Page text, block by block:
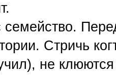
семейство.
Стричь
не